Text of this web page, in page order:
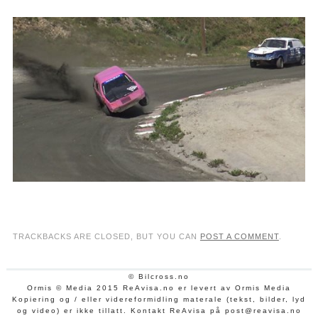
TRACKBACKS ARE CLOSED, BUT YOU CAN POST A COMMENT.
© Bilcross.no
Ormis © Media 2015 ReAvisa.no er levert av Ormis Media
Kopiering og / eller videreformidling materale (tekst, bilder, lyd
og video) er ikke tillatt. Kontakt ReAvisa på post@reavisa.no